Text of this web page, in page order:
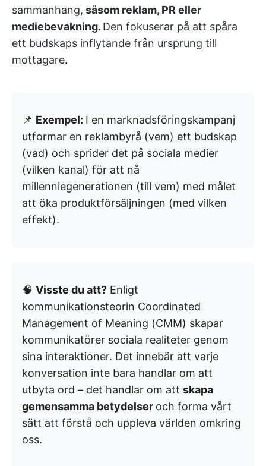
sammanhang, såsom reklam, PR eller
mediebevakning. Den fokuserar på att spåra
ett budskaps inflytande från ursprung till
mottagare.
📌 Exempel: I en marknadsföringskampanj
utformar en reklambyrå (vem) ett budskap
(vad) och sprider det på sociala medier
(vilken kanal) för att nå
millenniegenerationen (till vem) med målet
att öka produktförsäljningen (med vilken
effekt).
🧠 Visste du att? Enligt
kommunikationsteorin Coordinated
Management of Meaning (CMM) skapar
kommunikatörer sociala realiteter genom
sina interaktioner. Det innebär att varje
konversation inte bara handlar om att
utbyta ord – det handlar om att skapa
gemensamma betydelser och forma vårt
sätt att förstå och uppleva världen omkring
oss.